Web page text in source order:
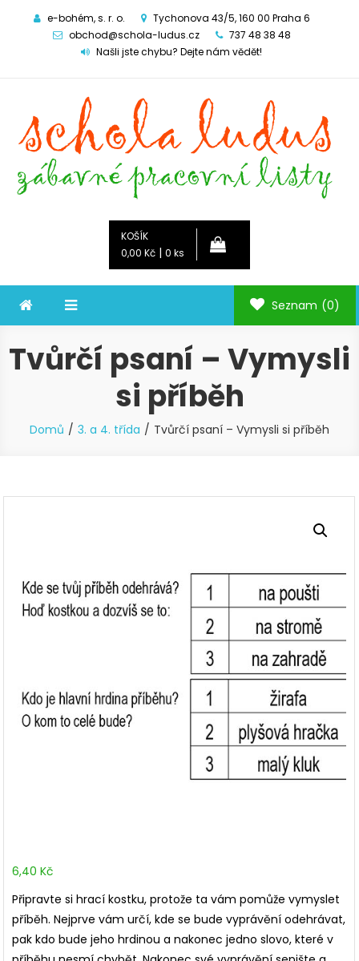
e-bohém, s. r. o.
Tychonova 43/5, 160 00 Praha 6
obchod@schola-ludus.cz
737 48 38 48
Našli jste chybu? Dejte nám vědět!
KOŠÍK
0,00 Kč | 0 ks
Seznam (0)
Tvůrčí psaní – Vymysli
si příběh
Domů 3. a 4. třída Tvůrčí psaní – Vymysli si příběh
6,40Kč
Připravte si hrací kostku, protože ta vám pomůže vymyslet
příběh. Nejprve vám určí, kde se bude vyprávění odehrávat,
pak kdo bude jeho hrdinou a nakonec jedno slovo, které v